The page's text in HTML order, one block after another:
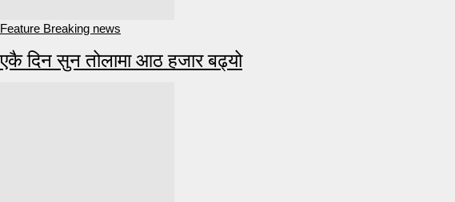
Feature Breaking news
एकै दिन सुन तोलामा आठ हजार बढ्यो